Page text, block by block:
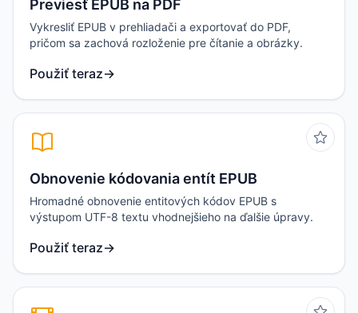
Previesť EPUB na PDF
Vykresliť EPUB v prehliadači a exportovať do PDF,
pričom sa zachová rozloženie pre čítanie a obrázky.
Použiť teraz→
Obnovenie kódovania entít EPUB
Hromadné obnovenie entitových kódov EPUB s
výstupom UTF-8 textu vhodnejšieho na ďalšie úpravy.
Použiť teraz→